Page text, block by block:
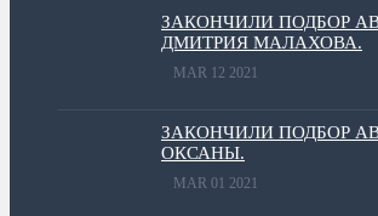
ЗАКОНЧИЛИ ПОДБОР
ДМИТРИЯ МАЛАХОВА.
MAR 12 2021
ЗАКОНЧИЛИ ПОДБОР
ОКСАНЫ.
MAR 01 2021